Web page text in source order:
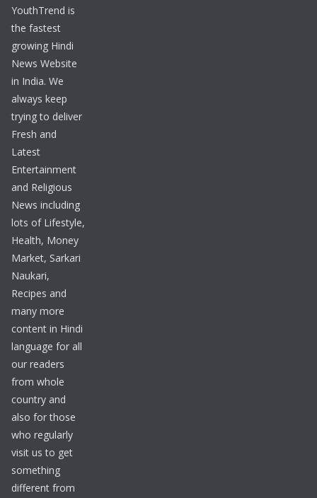
YouthTrend is
the fastest
growing Hindi
News Website
in India. We
always keep
trying to deliver
Fresh and
Latest
Entertainment
and Religious
News including
lots of Lifestyle,
Health, Money
Market, Sarkari
Naukari,
Recipes and
many more
content in Hindi
language for all
our readers
from whole
country and
also for those
who regularly
visit us to get
something
different from